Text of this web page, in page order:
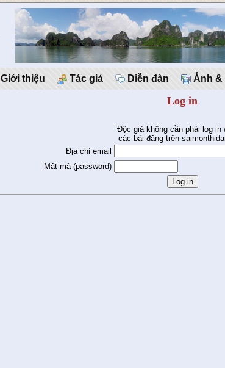
Giới thiệu Tác giả Diễn đàn Ảnh &
Log in
Độc giả không cần phải log in
các bài đăng trên
Địa chỉ email
Mật mã (password)